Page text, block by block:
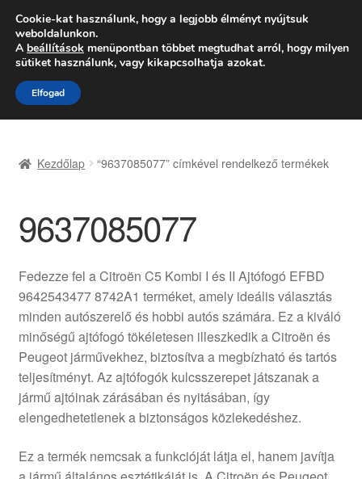
SZÁLLÍTÁS 2618 Ft-tól
Hétfő-Péntek 9:00–16:0006 80 088 054
Ugrás
a
navigációhoz
Kilépés
a
tartalomba
Adatvédelmi irányelvek
Felhasználási feltételek
Kifizetések
Panasz
Panaszkezelési szabályzat
Kezdőlap “9637085077” címkével rendelkező termékek
9637085077
Fedezze fel a Citroën C5 Kombi I és II Ajtófogó EFBD
9642543477 8742A1 terméket, amely ideális választás
minden autószerelő és hobbi autós számára. Ez a kiváló
minőségű ajtófogó tökéletesen illeszkedik a Citroën és
Peugeot járművekhez, biztosítva a megbízható és tartós
teljesítményt. Az ajtófogók kulcsszerepet játszanak a
jármű ajtóinak zárásában és nyitásában, így
elengedhetetlenek a biztonságos közlekedéshez.
Ez a termék nemcsak a funkcióját látja el, hanem javítja
Cookie-kat használunk, hogy a legjobb élményt nyújtsuk
weboldalunkon.
A beállítások menüpontban többet megtudhat arról, hogy milyen
sütiket használunk, vagy kikapcsolhatja azokat.
Elfogad